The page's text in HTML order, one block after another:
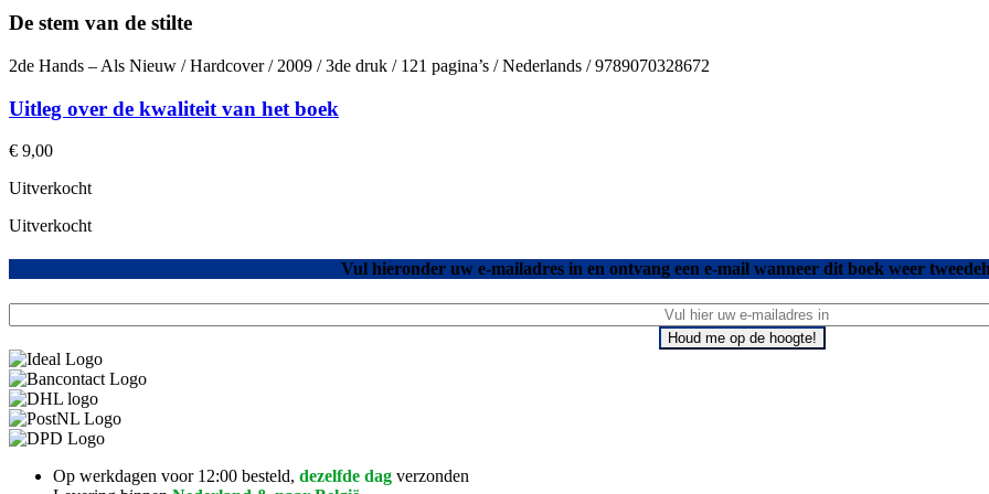
De stem van de stilte
2de Hands – Als Nieuw / Hardcover / 2009 / 3de druk / 121 pagina’s / Nederlands / 9789070328672
Uitleg over de kwaliteit van het boek
€ 9,00
Uitverkocht
Uitverkocht
Vul hieronder uw e-mailadres in en ontvang een e-mail wanneer dit boek weer
Houd me op de hoogte!
Op werkdagen voor 12:00 besteld, dezelfde dag verzonden